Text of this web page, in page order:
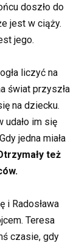
doszło do
jest w ciąży.
jego.
liczyć na
świat przyszła
na dziecku.
udało im się
jedna miała
też
i Radosława
Teresa
czasie, gdy